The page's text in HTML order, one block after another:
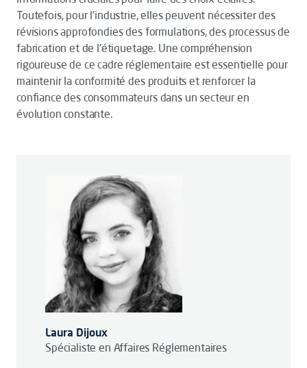
Toutefois, pour l'industrie, elles peuvent nécessiter des
révisions approfondies des formulations, des processus de
fabrication et de l'étiquetage. Une compréhension
rigoureuse de ce cadre réglementaire est essentielle pour
maintenir la conformité des produits et renforcer la
confiance des consommateurs dans un secteur en
évolution constante.
Laura Dijoux
Spécialiste en Affaires Réglementaires